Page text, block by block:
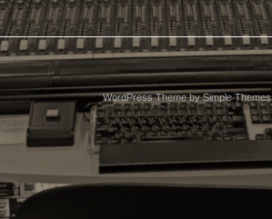
WordPress Theme bySimple Themes